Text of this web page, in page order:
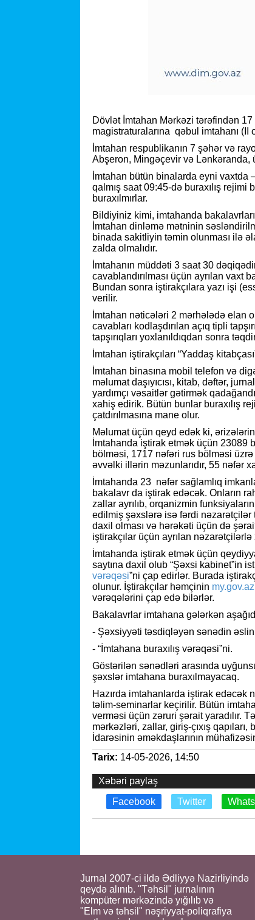
Dövlət İmtahan Mərkəzi tərəfindən
magistraturalarına qəbul imtahanı (II
İmtahan respublikanın 7 şəhər və
Abşeron, Mingəçevir və
İmtahan bütün binalarda eyni vaxtda
qalmış saat 09:45-də buraxılış rejimi
buraxılmırlar.
Bildiyiniz kimi, imtahanda
İmtahan dinləmə mətninin
binada sakitliyin təmin olunması ilə
zalda olmalıdır.
İmtahanın müddəti 3 saat 30
cavablandırılması üçün ayrılan vaxt
Bundan sonra iştirakçılara yazı işi
verilir.
İmtahan nəticələri 2 mərhələdə elan
cavabları kodlaşdırılan açıq tipli
tapşırıqları yoxlanıldıqdan sonra
İmtahan iştirakçıları “Yaddaş
İmtahan binasına mobil telefon və
məlumat daşıyıcısı, kitab, dəftər,
yardımçı vəsaitlər gətirmək
xahiş edirik. Bütün bunlar buraxılış
çatdırılmasına mane olur.
Məlumat üçün qeyd edək ki,
İmtahanda iştirak etmək üçün 23089
bölməsi, 1717 nəfəri rus bölməsi
əvvəlki illərin məzunlarıdır, 55 nəfər
İmtahanda 23 nəfər sağlamlıq
bakalavr da iştirak edəcək. Onların
zallar ayrılıb, orqanizmin
edilmiş şəxslərə isə fərdi
daxil olması və hərəkəti üçün də
iştirakçılar üçün ayrılan
İmtahanda iştirak etmək üçün
saytına daxil olub “Şəxsi kabinet”in
vərəqəsi”ni çap edirlər. Burada
olunur. İştirakçılar həmçinin my.gov.az
vərəqələrini çap edə bilərlər.
Bakalavrlar imtahana gələrkən
- Şəxsiyyəti təsdiqləyən sənədin
- “İmtahana buraxılış vərəqəsi”ni.
Göstərilən sənədləri arasında
şəxslər imtahana buraxılmayacaq.
Hazırda imtahanlarda iştirak edəcək
təlim-seminarlar keçirilir. Bütün
verməsi üçün zəruri şərait yaradılır.
mərkəzləri, zallar, giriş-çıxış
İdarəsinin əməkdaşlarının
Tarix: 14-05-2026, 14:50
Xəbəri paylaş
Facebook
Twitter
Jurnal 2007-ci ildə Ədliyyə Nazirliyində
qeydə alınıb. "Təhsil" jurnalının
kompüter mərkəzində yığılıb və
"Elm və təhsil" nəşriyyat-poliqrafiya